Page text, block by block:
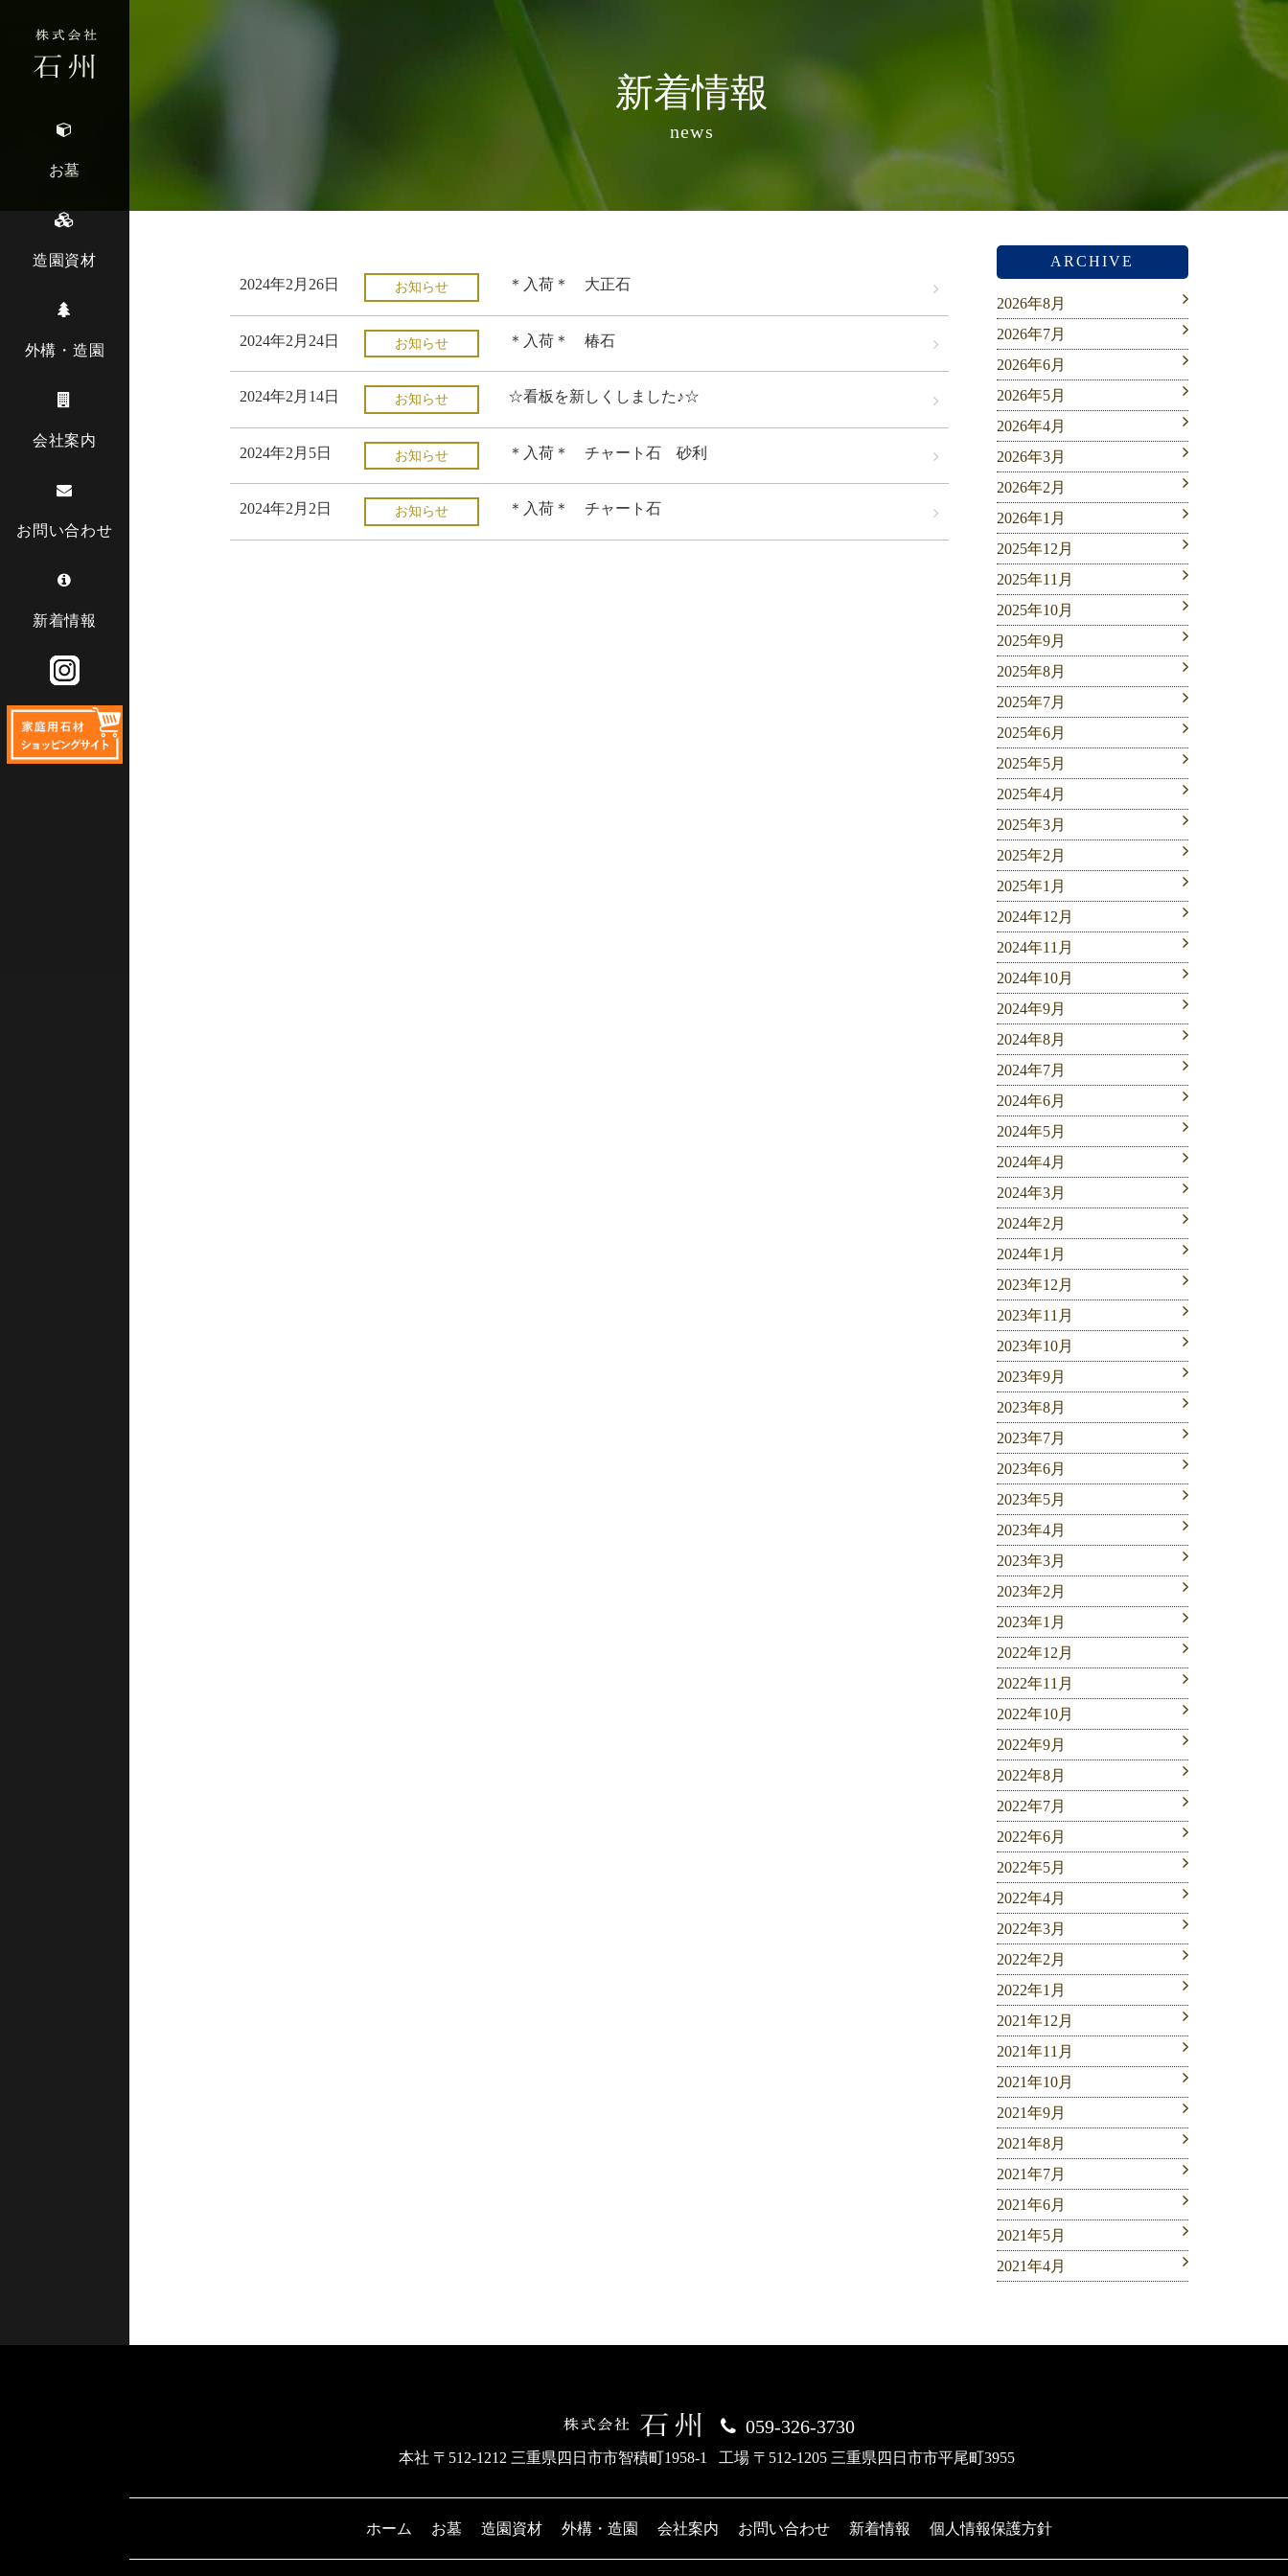
お墓
造園資材
外構・造園
会社案内
お問い合わせ
新着情報
新着情報
news
2024年2月26日 お知らせ ＊入荷＊ 大正石
2024年2月24日 お知らせ ＊入荷＊ 椿石
2024年2月14日 お知らせ ☆看板を新しくしました♪☆
2024年2月5日 お知らせ ＊入荷＊ チャート石 砂利
2024年2月2日 お知らせ ＊入荷＊ チャート石
ARCHIVE
2026年8月
2026年7月
2026年6月
2026年5月
2026年4月
2026年3月
2026年2月
2026年1月
2025年12月
2025年11月
2025年10月
2025年9月
2025年8月
2025年7月
2025年6月
2025年5月
2025年4月
2025年3月
2025年2月
2025年1月
2024年12月
2024年11月
2024年10月
2024年9月
2024年8月
2024年7月
2024年6月
2024年5月
2024年4月
2024年3月
2024年2月
2024年1月
2023年12月
2023年11月
2023年10月
2023年9月
2023年8月
2023年7月
2023年6月
2023年5月
2023年4月
2023年3月
2023年2月
2023年1月
2022年12月
2022年11月
2022年10月
2022年9月
2022年8月
2022年7月
2022年6月
2022年5月
2022年4月
2022年3月
2022年2月
2022年1月
2021年12月
2021年11月
2021年10月
2021年9月
2021年8月
2021年7月
2021年6月
2021年5月
2021年4月
059-326-3730
本社 〒512-1212 三重県四日市市智積町1958-1 工場 〒512-1205 三重県四日市市平尾町3955
ホーム お墓 造園資材 外構・造園 会社案内 お問い合わせ 新着情報 個人情報保護方針